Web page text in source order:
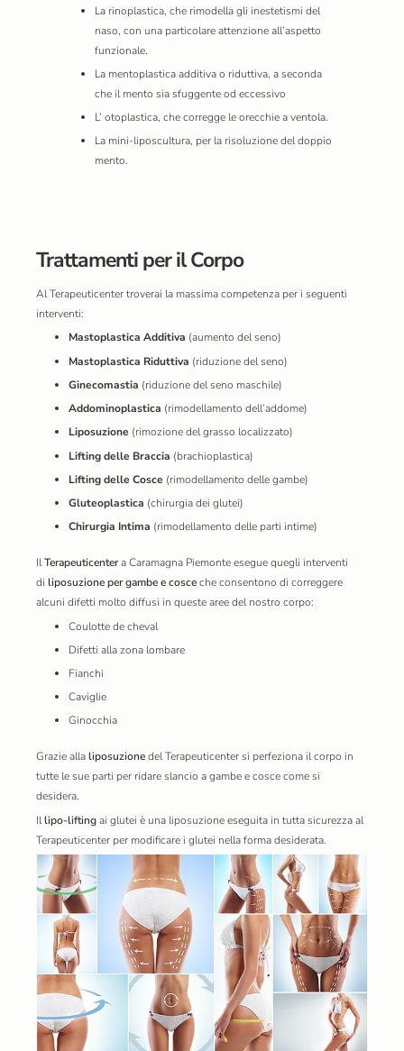
La rinoplastica, che rimodella gli inestetismi del
naso, con una particolare attenzione all’aspetto
funzionale.
La mentoplastica additiva o riduttiva, a seconda
che il mento sia sfuggente od eccessivo
L’ otoplastica, che corregge le orecchie a ventola.
La mini-liposcultura, per la risoluzione del doppio
mento.
Trattamenti per il Corpo
Al Terapeuticenter troverai la massima competenza per i seguenti
interventi:
Mastoplastica Additiva (aumento del seno)
Mastoplastica Riduttiva (riduzione del seno)
Ginecomastia (riduzione del seno maschile)
Addominoplastica (rimodellamento dell’addome)
Liposuzione (rimozione del grasso localizzato)
Lifting delle Braccia (brachioplastica)
Lifting delle Cosce (rimodellamento delle gambe)
Gluteoplastica (chirurgia dei glutei)
Chirurgia Intima (rimodellamento delle parti intime)
IlTerapeuticentera Caramagna Piemonteesegue quegli interventi
di liposuzione per gambe e cosceche consentono di correggere
alcuni difetti molto diffusi in queste aree del nostro corpo:
Coulotte de cheval
Difetti alla zona lombare
Fianchi
Caviglie
Ginocchia
Grazie allaliposuzionedel Terapeuticenter si perfeziona il corpo in
tutte le sue parti per ridare slancio a gambe e cosce come si
desidera.
Illipo-liftingai glutei è una liposuzione eseguita in tutta sicurezza al
Terapeuticenter per modificare i glutei nella forma desiderata.